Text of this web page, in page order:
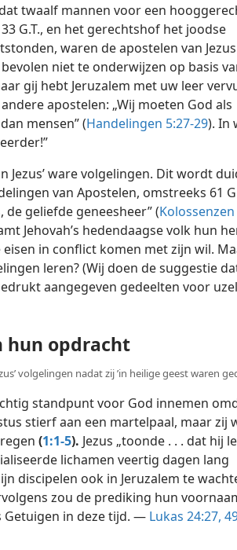
dat twaalf mannen voor een
G.T., en het gerechtshof het joodse
waren de apostelen van Jezus
niet te onderwijzen op basis
gij hebt Jeruzalem met uw leer
apostelen: „Wij moeten God als
mensen” (Handelingen 5:27-29). In
Jezus’ ware volgelingen. Dit wordt
van Apostelen, omstreeks 61
geliefde geneesheer” (Kolossenzen
Jehovah’s hedendaagse volk hun
in conflict komen met zijn wil.
leren? (Wij doen de suggestie
aangegeven gedeelten voor
hun opdracht
volgelingen nadat zij ’in heilige geest waren
standpunt voor God innemen
stierf aan een martelpaal, maar zij
(1:1-5). Jezus „toonde . . . dat hij
lichamen veertig dagen lang
discipelen ook in Jeruzalem te
zou de prediking hun
Getuigen in deze tijd. — Lukas 24:27,